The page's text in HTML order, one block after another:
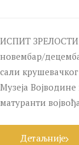
ИСПИТ ЗРЕЛОСТИ
новембар/
сали крушевачког
Музеја
матуранти
Детаљније